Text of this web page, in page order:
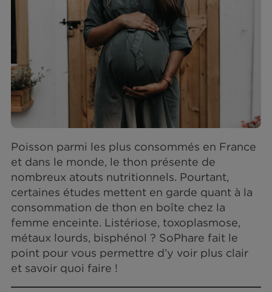
Poisson parmi les plus consommés en
et dans le monde, le thon présente de
nombreux atouts nutritionnels. Pourtant,
certaines études mettent en garde quant à
consommation de thon en boîte chez la
femme enceinte. Listériose, toxoplasmose,